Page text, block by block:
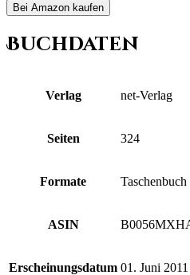
Bei Amazon kaufen
Buchdaten
Verlag net-Verlag
Seiten 324
Formate
ASIN
Erscheinungsdatum 01. Juni 2011